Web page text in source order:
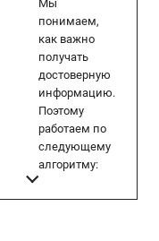
Мы
понимаем,
как важно
получать
достоверную
информацию.
Поэтому
работаем по
следующему
алгоритму: